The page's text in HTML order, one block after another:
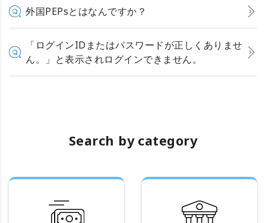
外国PEPsとはなんですか？
「ログインIDまたはパスワードが正しくありませ
ん。」と表示されログインできません。
Search by category